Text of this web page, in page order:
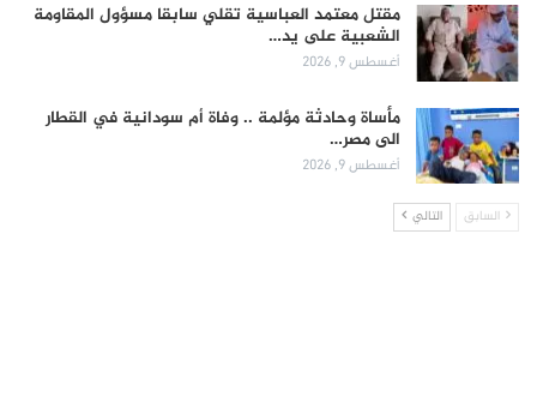
مقتل معتمد العباسية تقلي سابقا مسؤول المقاومة
الشعبية على يد…
أغسطس 9, 2026
مأساة وحادثة مؤلمة .. وفاة أم سودانية في القطار
الى مصر…
أغسطس 9, 2026
السابق التالي